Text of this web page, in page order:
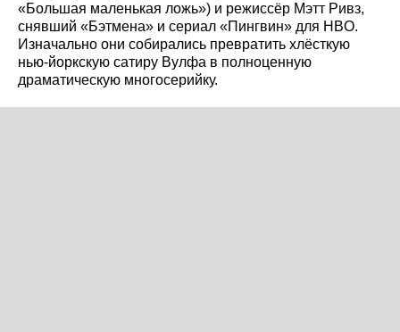
«Большая маленькая ложь») и режиссёр Мэтт Ривз,
снявший «Бэтмена» и сериал «Пингвин» для HBO.
Изначально они собирались превратить хлёсткую
нью-йоркскую сатиру Вулфа в полноценную
драматическую многосерийку.